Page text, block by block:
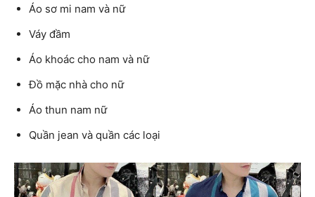
Áo sơ mi nam và nữ
Váy đầm
Áo khoác cho nam và nữ
Đồ mặc nhà cho nữ
Áo thun nam nữ
Quần jean và quần các loại